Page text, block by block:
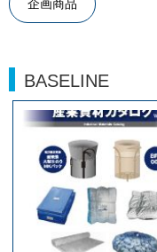
企画商品
BASELINE